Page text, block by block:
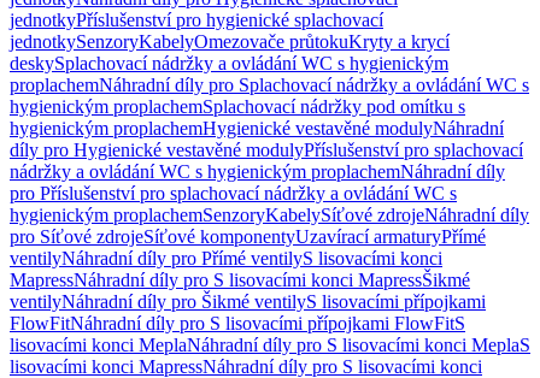
jednotkyPříslušenství pro hygienické splachovací
jednotkySenzoryKabelyOmezovače průtokuKryty a krycí
deskySplachovací nádržky a ovládání WC s hygienickým
proplachemNáhradní díly pro Splachovací nádržky a ovládání WC s
hygienickým proplachemSplachovací nádržky pod omítku s
hygienickým proplachemHygienické vestavěné modulyNáhradní
díly pro Hygienické vestavěné modulyPříslušenství pro splachovací
nádržky a ovládání WC s hygienickým proplachemNáhradní díly
pro Příslušenství pro splachovací nádržky a ovládání WC s
hygienickým proplachemSenzoryKabelySíťové zdrojeNáhradní díly
pro Síťové zdrojeSíťové komponentyUzavírací armaturyPřímé
ventilyNáhradní díly pro Přímé ventilyS lisovacími konci
MapressNáhradní díly pro S lisovacími konci MapressŠikmé
ventilyNáhradní díly pro Šikmé ventilyS lisovacími přípojkami
FlowFitNáhradní díly pro S lisovacími přípojkami FlowFitS
lisovacími konci MeplaNáhradní díly pro S lisovacími konci MeplaS
lisovacími konci MapressNáhradní díly pro S lisovacími konci